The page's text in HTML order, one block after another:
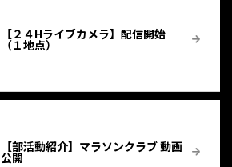
【２４Hライブカメラ】配信開始
（１地点）
【部活動紹介】マラソンクラブ 動画
公開